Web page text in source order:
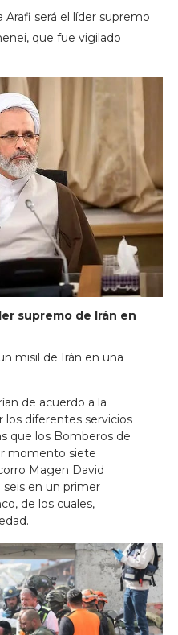
Arafi será el líder supremo
que fue vigilado
supremo de Irán en
misil de Irán en una
de acuerdo a la
los diferentes servicios
que los Bomberos de
momento siete
Magen David
en un primer
de los cuales,